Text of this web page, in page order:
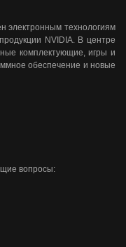
электронным технологиям
NVIDIA. В центре
комплектующие, игры и
обеспечение и новые
вопросы: